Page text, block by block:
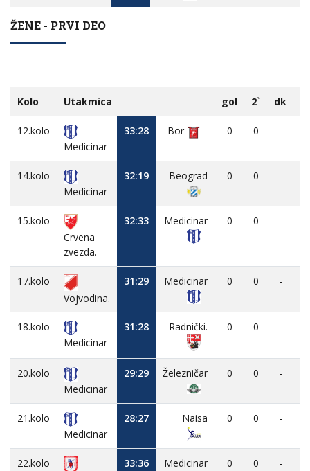
ŽENE - PRVI DEO
Kolo Utakmica gol 2` dk
12.kolo
Medicinar
33:28 Bor 0 0 -
14.kolo
Medicinar
32:19 Beograd 0 0 -
15.kolo
Crvena
zvezda.
32:33 Medicinar 0 0 -
17.kolo
Vojvodina.
31:29 Medicinar 0 0 -
18.kolo
Medicinar
31:28 Radnički. 0 0 -
20.kolo
Medicinar
29:29 Železničar 0 0 -
21.kolo
Medicinar
28:27 Naisa 0 0 -
22.kolo
33:36 Medicinar 0 0 -